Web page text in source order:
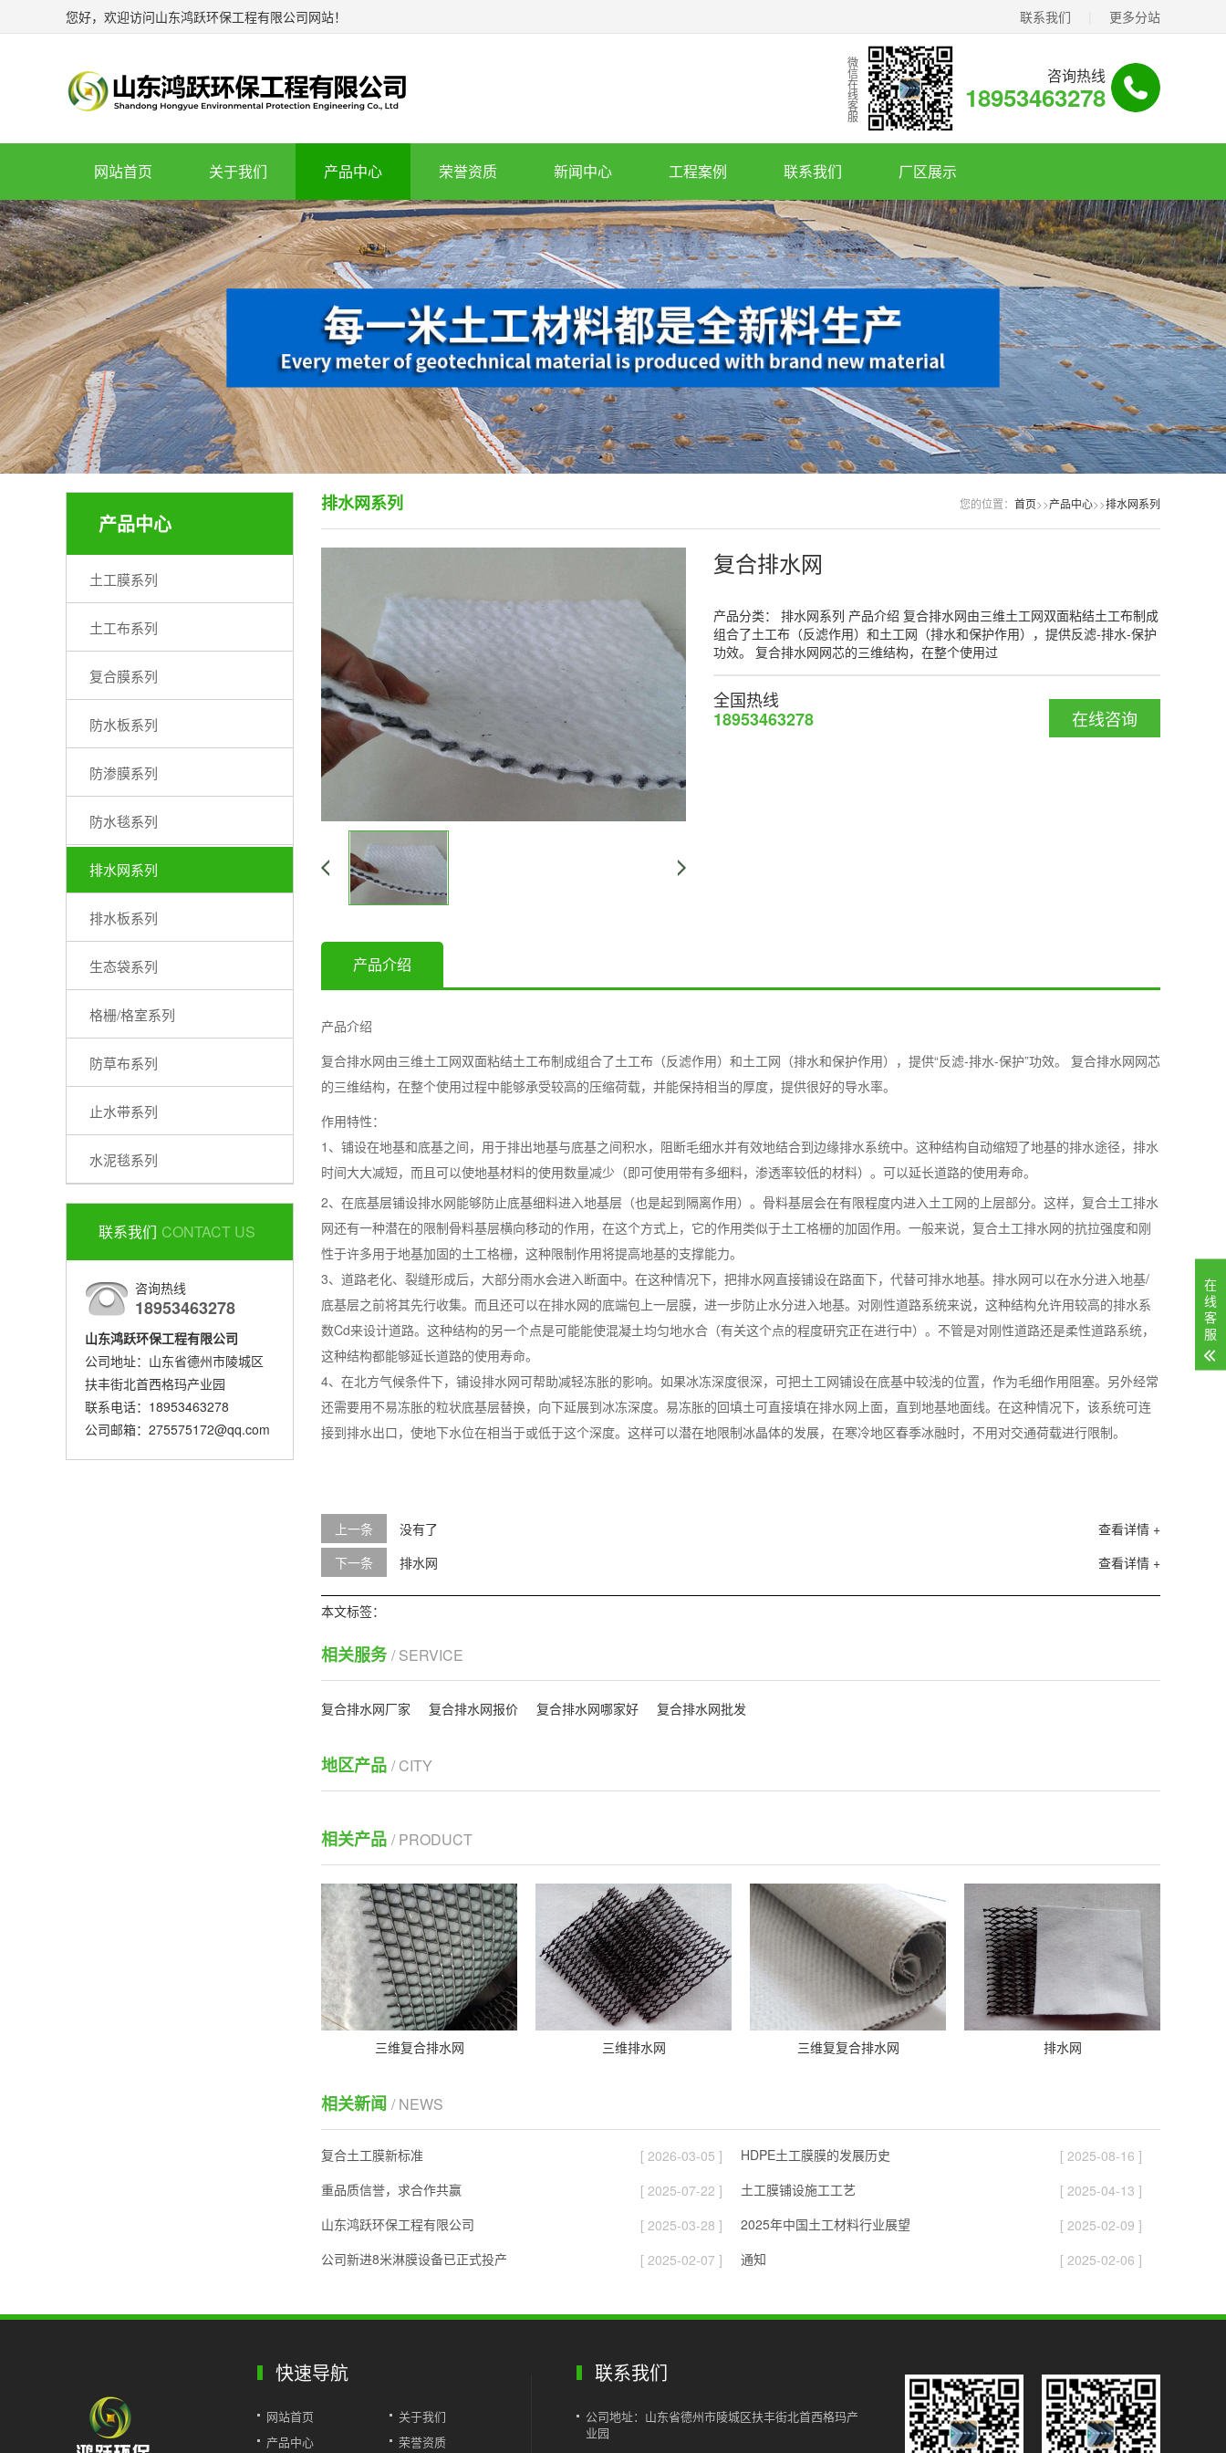
联系我们 更多分站
您好，欢迎访问山东鸿跃环保工程有限公司网站！
咨询热线
18953463278
微信在线客服
网站首页 关于我们 产品中心 荣誉资质 新闻中心 工程案例 联系我们 厂区展示
产品中心
土工膜系列
土工布系列
复合膜系列
防水板系列
防渗膜系列
防水毯系列
排水网系列
排水板系列
生态袋系列
格栅/格室系列
防草布系列
止水带系列
水泥毯系列
联系我们 CONTACT US
咨询热线
18953463278
山东鸿跃环保工程有限公司
公司地址：山东省德州市陵城区
扶丰街北首西格玛产业园
联系电话：18953463278
公司邮箱：275575172@qq.com
您的位置： 首页>>产品中心>>排水网系列
排水网系列
复合排水网
产品分类： 排水网系列 产品介绍 复合排水网由三维土工网双面粘结土工布制成
组合了土工布（反滤作用）和土工网（排水和保护作用），提供反滤-排水-保护
功效。 复合排水网网芯的三维结构，在整个使用过
在线咨询
全国热线
18953463278
产品介绍
产品介绍
复合排水网由三维土工网双面粘结土工布制成组合了土工布（反滤作用）和土工网（排水和保护作用），提供“反滤-排水-保护”功效。 复合排水网网芯
的三维结构，在整个使用过程中能够承受较高的压缩荷载，并能保持相当的厚度，提供很好的导水率。
作用特性：
1、铺设在地基和底基之间，用于排出地基与底基之间积水，阻断毛细水并有效地结合到边缘排水系统中。这种结构自动缩短了地基的排水途径，排水
时间大大减短，而且可以使地基材料的使用数量减少（即可使用带有多细料，渗透率较低的材料）。可以延长道路的使用寿命。
2、在底基层铺设排水网能够防止底基细料进入地基层（也是起到隔离作用）。骨料基层会在有限程度内进入土工网的上层部分。这样，复合土工排水
网还有一种潜在的限制骨料基层横向移动的作用，在这个方式上，它的作用类似于土工格栅的加固作用。一般来说，复合土工排水网的抗拉强度和刚
性于许多用于地基加固的土工格栅，这种限制作用将提高地基的支撑能力。
3、道路老化、裂缝形成后，大部分雨水会进入断面中。在这种情况下，把排水网直接铺设在路面下，代替可排水地基。排水网可以在水分进入地基/
底基层之前将其先行收集。而且还可以在排水网的底端包上一层膜，进一步防止水分进入地基。对刚性道路系统来说，这种结构允许用较高的排水系
数Cd来设计道路。这种结构的另一个点是可能能使混凝土均匀地水合（有关这个点的程度研究正在进行中）。不管是对刚性道路还是柔性道路系统，
这种结构都能够延长道路的使用寿命。
4、在北方气候条件下，铺设排水网可帮助减轻冻胀的影响。如果冰冻深度很深，可把土工网铺设在底基中较浅的位置，作为毛细作用阻塞。另外经常
还需要用不易冻胀的粒状底基层替换，向下延展到冰冻深度。易冻胀的回填土可直接填在排水网上面，直到地基地面线。在这种情况下，该系统可连
接到排水出口，使地下水位在相当于或低于这个深度。这样可以潜在地限制冰晶体的发展，在寒冷地区春季冰融时，不用对交通荷载进行限制。
上一条 查看详情 +
没有了
下一条
查看详情 +
排水网
本文标签：
相关服务/ SERVICE
复合排水网厂家 复合排水网报价 复合排水网哪家好 复合排水网批发
地区产品 / CITY
相关产品 / PRODUCT
三维复合排水网 三维排水网 三维复复合排水网 排水网
相关新闻 / NEWS
复合土工膜新标准 [ 2026-03-05 ] HDPE土工膜膜的发展历史
[ 2025-08-16 ]
重品质信誉，求合作共赢
[ 2025-07-22 ] 土工膜铺设施工工艺
[ 2025-04-13 ]
山东鸿跃环保工程有限公司
[ 2025-03-28 ] 2025年中国土工材料行业展望
[ 2025-02-09 ]
公司新进8米淋膜设备已正式投产
[ 2025-02-07 ] 通知 [ 2025-02-06 ]
快速导航
网站首页
关于我们
产品中心
荣誉资质
联系我们
公司地址：山东省德州市陵城区扶丰街北首西格玛产
业园
在
线
客
服